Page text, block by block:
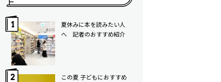
夏休みに本を読みたい人
へ 記者のおすすめ紹介
この夏 子どもにおすすめ